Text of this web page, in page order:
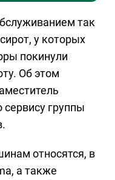
так
у которых
покинули
Об этом
сервису группы
относятся, в
а также